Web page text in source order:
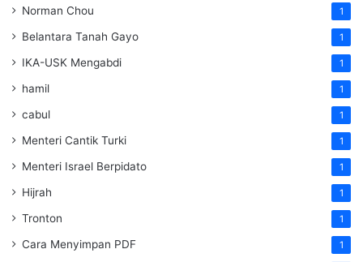
Norman Chou 1
Belantara Tanah Gayo 1
IKA-USK Mengabdi 1
hamil 1
cabul 1
Menteri Cantik Turki 1
Menteri Israel Berpidato 1
Hijrah 1
Tronton 1
Cara Menyimpan PDF 1